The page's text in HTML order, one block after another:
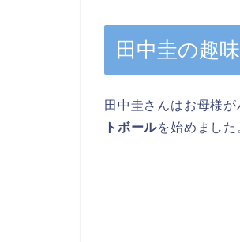
田中圭の趣
田中圭さんはお母様
トボールを始めました